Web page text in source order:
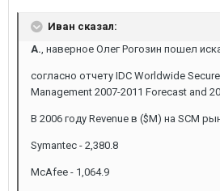
Иван сказал:
A. , наверное Олег Рогозин пошел
согласно отчету IDC Worldwide
Management 2007-2011 Forecast and
В 2006 году Revenue в ($M) на SCM
Symantec - 2,380.8
McAfee - 1,064.9